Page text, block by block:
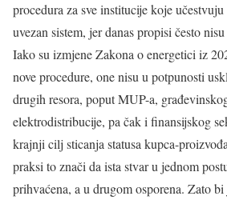
procedura za sve institucije koje
uvezan sistem, jer danas propisi često
Iako su izmjene Zakona o energetici iz
nove procedure, one nisu u potpunosti
drugih resora, poput MUP-a,
elektrodistribucije, pa čak i finansijskog
krajnji cilj sticanja statusa kupca-
praksi to znači da ista stvar u jednom
prihvaćena, a u drugom osporena. Zato